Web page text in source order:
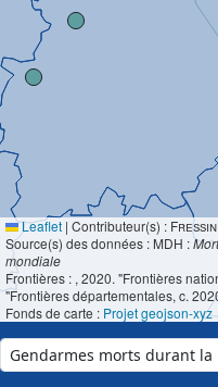
Leaflet | Contributeur(s) : Fressin
Source(s) des données : MDH :
mondiale
Frontières : , 2020. "Frontières
"Frontières départementales, c.
Fonds de carte : Projet geojson-xyz